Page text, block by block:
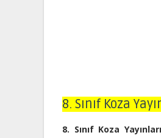
8. Sınıf Koza
8. Sınıf Koza